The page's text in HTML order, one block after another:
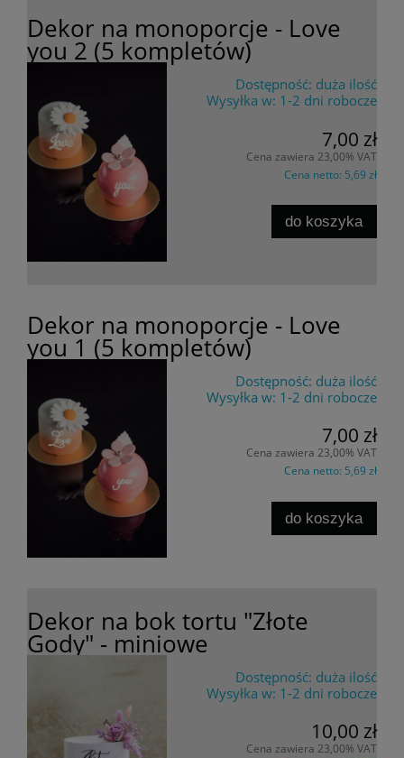
Dekor na monoporcje - Love
you 2 (5 kompletów)
Dostępność: duża ilość
Wysyłka w: 1-2 dni robocze
7,00 zł
Cena zawiera 23,00% VAT
Cena netto: 5,69 zł
do koszyka
Dekor na monoporcje - Love
you 1 (5 kompletów)
Dostępność: duża ilość
Wysyłka w: 1-2 dni robocze
7,00 zł
Cena zawiera 23,00% VAT
Cena netto: 5,69 zł
do koszyka
Dekor na bok tortu "Złote
Gody" - miniowe
Dostępność: duża ilość
Wysyłka w: 1-2 dni robocze
10,00 zł
Cena zawiera 23,00% VAT